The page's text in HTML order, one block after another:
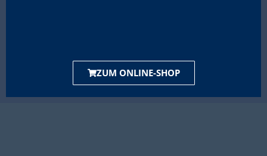
ZUM ONLINE-SHOP